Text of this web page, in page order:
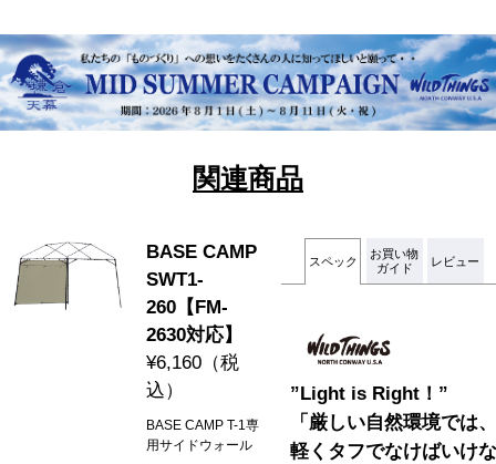
関連商品
BASE CAMP
SWT1-
260【FM-
2630対応】
¥6,160 （税
込）
BASE CAMP T-1専
用サイドウォール
スペック
お買い物
ガイド
レビュー
”Light is Right！”
「厳しい自然環境では
軽くタフでなけばいけ